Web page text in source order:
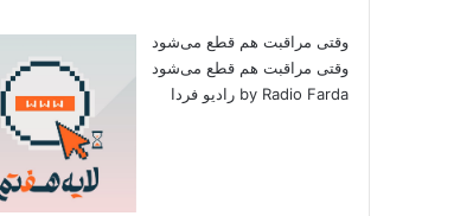
وقتی مراقبت هم قطع می‌شود
وقتی مراقبت هم قطع می‌شود
by Radio Farda رادیو فردا